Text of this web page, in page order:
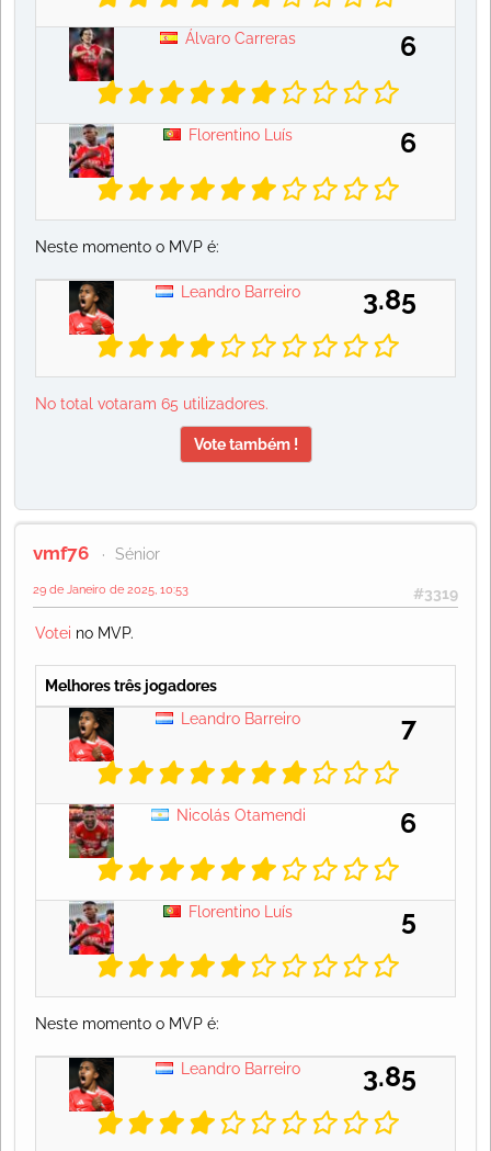
Álvaro Carreras 6
Florentino Luís 6
Neste momento o MVP é:
Leandro Barreiro 3.85
No total votaram 65 utilizadores.
Vote também !
vmf76 Sénior
#3319
29 de Janeiro de 2025, 10:53
Votei no MVP.
Melhores três jogadores
Leandro Barreiro
7
Nicolás Otamendi 6
Florentino Luís 5
Neste momento o MVP é:
Leandro Barreiro 3.85